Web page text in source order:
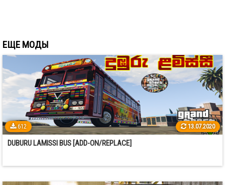
ЕЩЕ МОДЫ
612 13.07.2020
DUBURU LAMISSI BUS [ADD-ON/REPLACE]